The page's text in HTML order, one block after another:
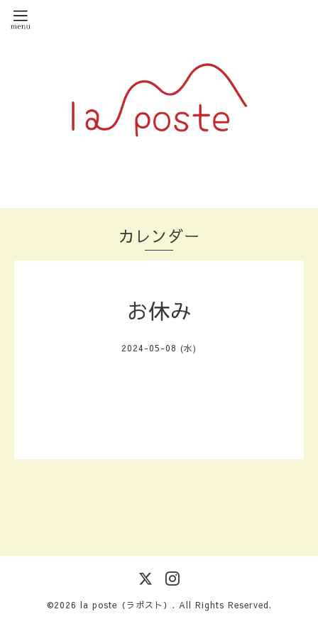
カレンダー
お休み
2024-05-08 (水)
©2026 la poste（ラポスト） . All Rights Reserved.